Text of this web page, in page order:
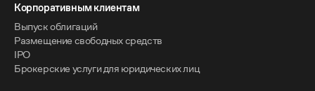
Корпоративным клиентам
Выпуск облигаций
Размещение свободных средств
IPO
Брокерские услуги для юридических лиц